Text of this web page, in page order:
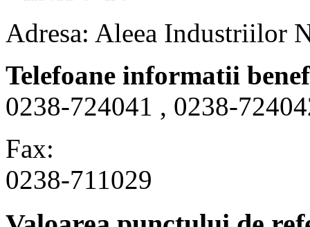
Adresa: Aleea Industriilor
Telefoane informatii
0238-724041 , 0238-
Fax:
0238-711029